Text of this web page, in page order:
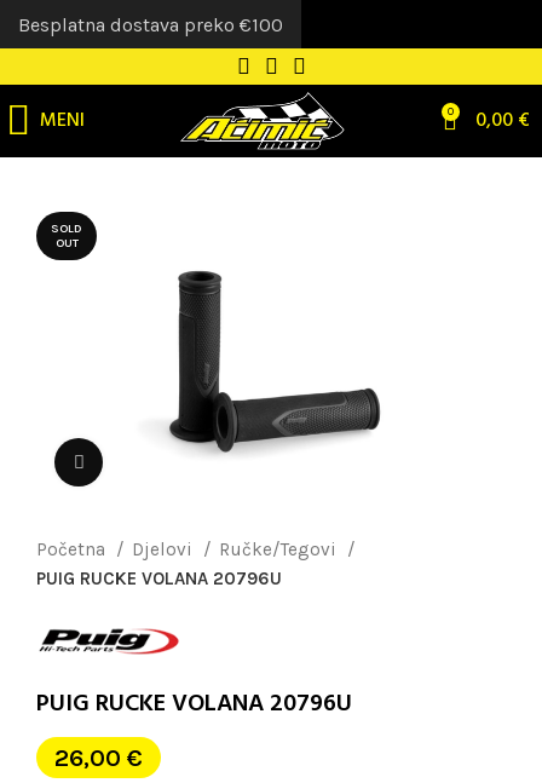
MENI 0 0,00€
SOLD
OUT
Početna Djelovi
Ručke/Tegovi
PUIG RUCKE VOLANA 20796U
PUIG RUCKE VOLANA 20796U
26,00 €
Besplatna dostava preko €100